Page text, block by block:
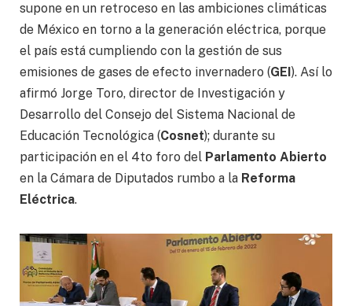
supone en un retroceso en las ambiciones climáticas
de México en torno a la generación eléctrica, porque
el país está cumpliendo con la gestión de sus
emisiones de gases de efecto invernadero (GEI). Así lo
afirmó Jorge Toro, director de Investigación y
Desarrollo del Consejo del Sistema Nacional de
Educación Tecnológica (Cosnet); durante su
participación en el 4to foro del Parlamento Abierto
en la Cámara de Diputados rumbo a la Reforma
Eléctrica.